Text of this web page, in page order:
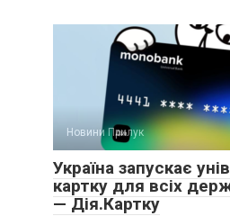
Новини Прилук
Україна запускає
картку для всіх
— Дія.Картку